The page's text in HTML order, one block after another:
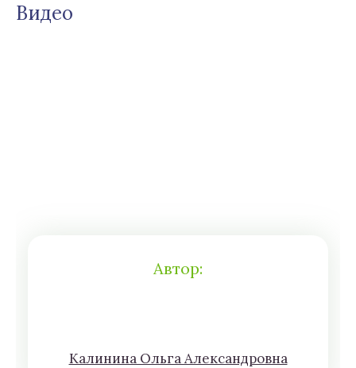
Видео
Автор:
Кaлининa Oльгa Aлексaндровна